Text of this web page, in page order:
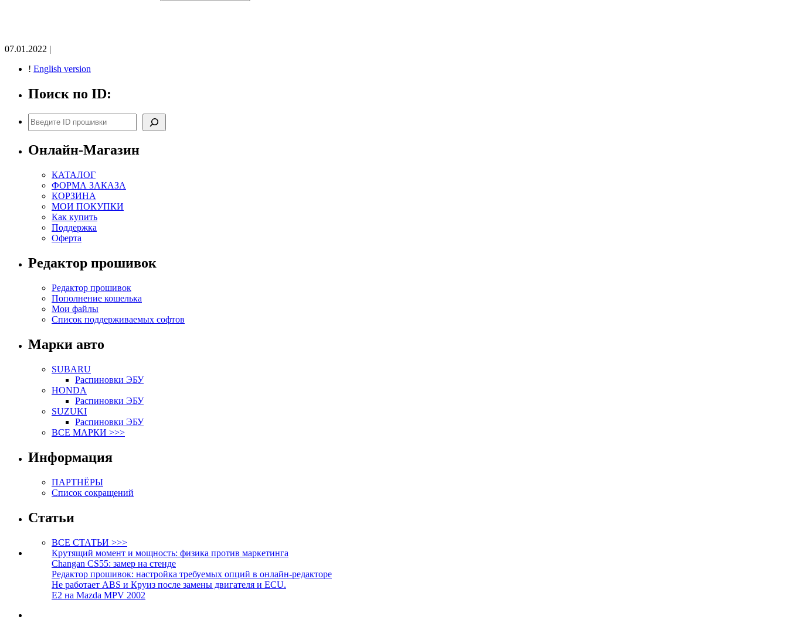
07.01.2022 |
! English version
Поиск по ID:
Поиск
Онлайн-Магазин
КАТАЛОГ
ФОРМА ЗАКАЗА
КОРЗИНА
МОИ ПОКУПКИ
Как купить
Поддержка
Оферта
Редактор прошивок
Редактор прошивок
Пополнение кошелька
Мои файлы
Список поддерживаемых софтов
Марки авто
SUBARU
Распиновки ЭБУ
HONDA
Распиновки ЭБУ
SUZUKI
Распиновки ЭБУ
ВСЕ МАРКИ >>>
Информация
ПАРТНЁРЫ
Список сокращений
Статьи
ВСЕ СТАТЬИ >>>
Крутящий момент и мощность: физика против маркетинга
Changan CS55: замер на стенде
Редактор прошивок: настройка требуемых опций в онлайн-редакторе
Не работает ABS и Круиз после замены двигателя и ECU.
E2 на Mazda MPV 2002